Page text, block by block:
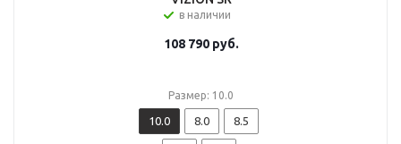
в наличии
108 790руб.
Размер: 10.0
10.0 8.0 8.5